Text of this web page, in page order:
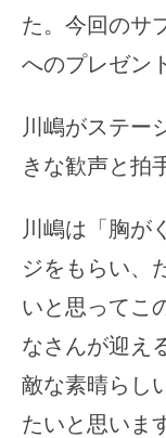
た。今回のサ
へのプレゼン
川嶋がステー
きな歓声と拍
川嶋は「胸が
ジをもらい、
いと思ってこ
なさんが迎え
敵な素晴らし
たいと思いま